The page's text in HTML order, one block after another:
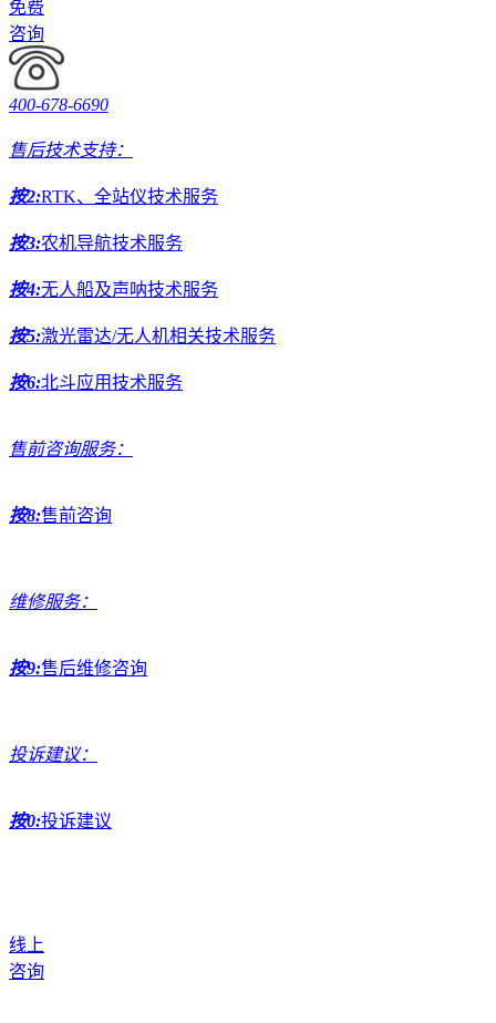
免费
咨询
400-678-6690
售后技术支持：
按2:RTK、全站仪技术服务
按3:农机导航技术服务
按4:无人船及声呐技术服务
按5:激光雷达/无人机相关技术服务
按6:北斗应用技术服务
售前咨询服务：
按8:售前咨询
维修服务：
按9:售后维修咨询
投诉建议：
按0:投诉建议
线上
咨询